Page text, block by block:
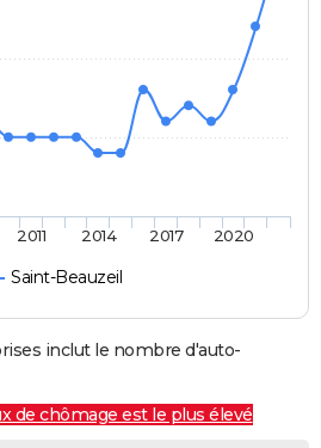
Saint-Beauzeil
2011 2014 2017 2020
inclut le nombre d'auto-
de chômage est le plus élevé